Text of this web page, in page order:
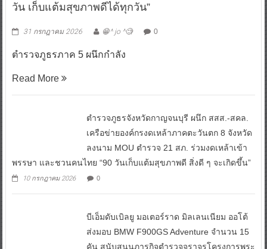
วัน เก็บแต้มสุขภาพดีได้ทุกวัน”
31 กรกฎาคม 2026 😁^ jo ^🧐 0
ตำรวจภูธรภาค 5 ผนึกกำลัง
Read More
ตำรวจภูธรจังหวัดกาญจนบุรี ผนึก สสส.-สคล.
เครือข่ายองค์กรงดเหล้าภาคตะวันตก 8 จังหวัด
ลงนาม MOU ตำรวจ 21 สภ. ร่วมงดเหล้าเข้า
พรรษา และชวนคนไทย “90 วันเก็บแต้มสุขภาพดี สิ่งดี ๆ จะเกิดขึ้น”
10 กรกฎาคม 2026 0
บีเอ็มดับเบิลยู มอเตอร์ราด มิลเลนเนียม ออโต้
ส่งมอบ BMW F900GS Adventure จำนวน 15
คัน สนับสนุนภารกิจตำรวจจราจรโครงการพระ